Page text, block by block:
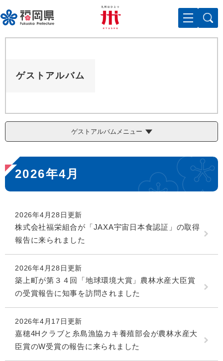
ー
ジ
の
メニューを飛ばして本文へ
ゲストアルバム
ゲストアルバムメニュー
本
文
2026年4月
2026年4月28日更新
株式会社福栄組合が「JAXA宇宙日本食認証」の取得
報告に来られました
2026年4月28日更新
築上町が第３４回「地球環境大賞」農林水産大臣賞
の受賞報告に知事を訪問されました
2026年4月17日更新
嘉穂4Hクラブと糸島漁協カキ養殖部会が農林水産大
臣賞のW受賞の報告に来られました